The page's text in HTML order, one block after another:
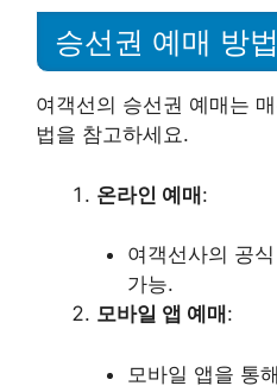
승선권 예매 방법
여객선의 승선권 예매는
법을 참고하세요.
온라인 예매:
여객선사의 공
가능.
모바일 앱 예매 :
모바일 앱을 통